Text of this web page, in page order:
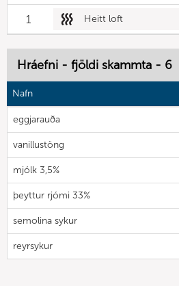
1 Heitt loft
Hráefni - fjöldi skammta - 6
Nafn
eggjarauða
vanillustöng
mjólk 3,5%
þeyttur rjómi 33%
semolina sykur
reyrsykur